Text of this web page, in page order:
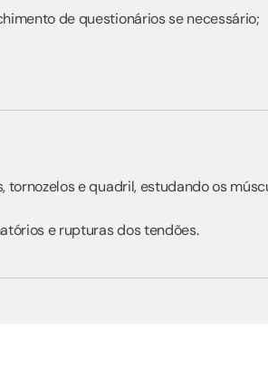
de questionários se necessário;
e quadril, estudando os
e rupturas dos tendões.